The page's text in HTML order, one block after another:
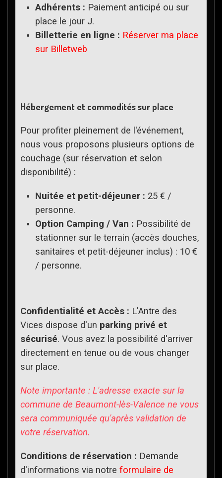
Adhérents : Paiement anticipé ou sur
place le jour J.
Billetterie en ligne : Réserver ma place
sur Billetweb
Hébergement et commodités sur place
Pour profiter pleinement de l'événement,
nous vous proposons plusieurs options de
couchage (sur réservation et selon
disponibilité) :
Nuitée et petit-déjeuner : 25 € /
personne.
Option Camping / Van : Possibilité de
stationner sur le terrain (accès douches,
sanitaires et petit-déjeuner inclus) : 10 €
/ personne.
Confidentialité et Accès : L'Antre des
Vices dispose d'un parking privé et
sécurisé. Vous avez la possibilité d'arriver
directement en tenue ou de vous changer
sur place.
Note importante : L'adresse exacte sur la
commune de Beaumont-lès-Valence ne vous
sera communiquée qu'après validation de
votre réservation.
Conditions de réservation : Demande
d'informations via notre formulaire de